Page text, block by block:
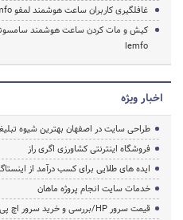
غافلگیری کاربران ساعت هوشمند لمفو lemfo با حافظه داخلی 128 گیگابایتی!
lemfo
اخبار ویژه
طراحی سایت در اصفهان بهترین شیوه
فروشگاه اینترنتی کشاورزی اگری راز
ایده های طلایی برای کسب درآمد از
خدمات سایت انجام پروژه ماهان
قیمت سرور HP/بررسی و خرید سرور اچ پی